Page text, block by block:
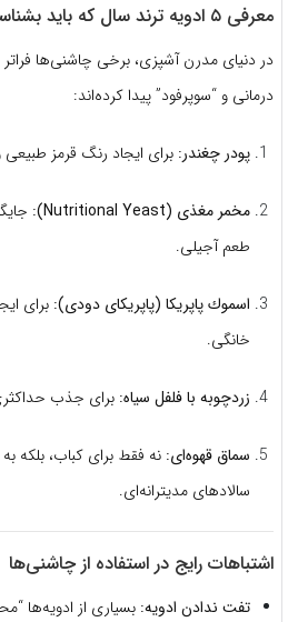
معرفی ۵ ادویه ترند سال که باید بشناسید
در دنیای مدرن آشپزی، برخی چاشنی‌ها
درمانی و “سوپرفود” پیدا کرده‌اند:
پودر چغندر: برای ایجاد رنگ قرمز طبیعی
مخمر مغذی (Nutritional Yeast):
طعم آجیلی.
اسموك پاپريكا (پاپريكای دودی): برای
خانگی.
زردچوبه با فلفل سیاه: برای جذب
سماق قهوه‌ای: نه فقط برای کباب، بلکه
سالادهای مدیترانه‌ای.
اشتباهات رایج در استفاده از چاشنی‌ها
تفت ندادن ادویه: بسیاری از ادویه‌ها